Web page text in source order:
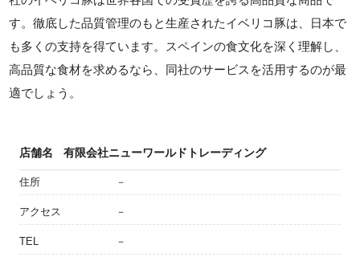
す。徹底した品質管理のもと生産されたイベリコ豚は、日本で
も多くの支持を得ています。スペインの食文化を深く理解し、
高品質な食材を求めるなら、同社のサービスを活用するのが最
適でしょう。
店舗名 有限会社ニューワールドトレーディング
住所 －
アクセス －
TEL －